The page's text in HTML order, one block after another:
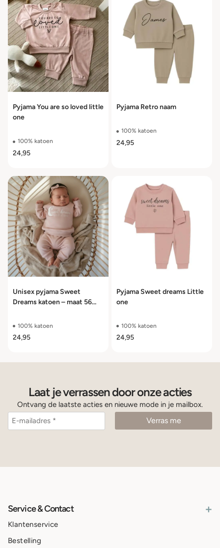
Pyjama You are so loved little
one
100% katoen
24,95
Pyjama Retro naam
100% katoen
24,95
Unisex pyjama Sweet
Dreams katoen – maat 56
100% katoen
24,95
Pyjama Sweet dreams Little
one
100% katoen
24,95
Laat je verrassen door onze acties
Ontvang de laatste acties en nieuwe mode in je mailbox.
Service & Contact +
Klantenservice
Bestelling